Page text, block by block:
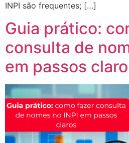
INPI são frequentes; […]
Guia prático:
consulta de
em passos